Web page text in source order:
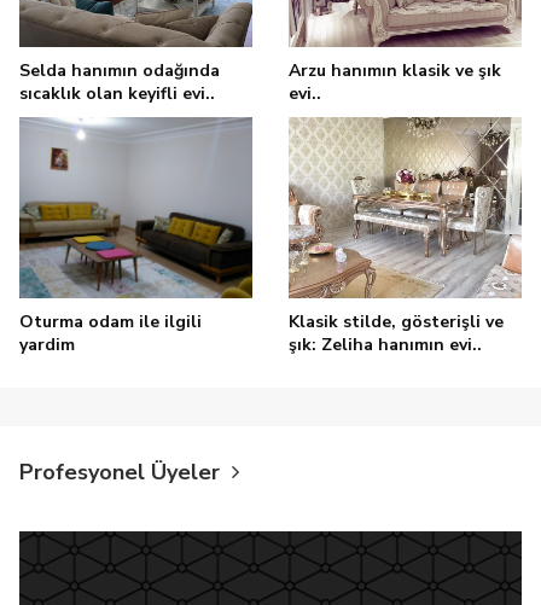
Selda hanımın odağında
sıcaklık olan keyifli evi..
Arzu hanımın klasik ve şık
evi..
Oturma odam ile ilgili
yardim
Klasik stilde, gösterişli ve
şık: Zeliha hanımın evi..
Profesyonel Üyeler